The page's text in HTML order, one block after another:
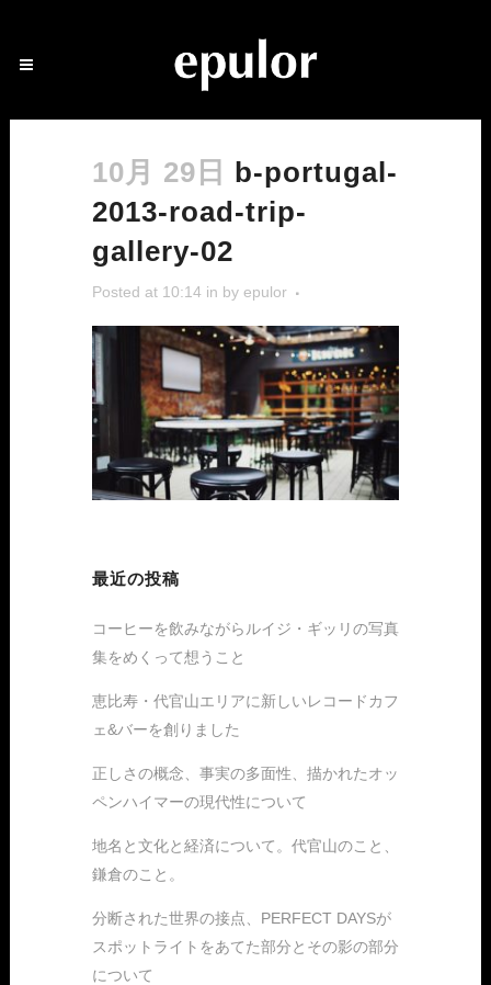
10月 29日 b-portugal-
2013-road-trip-
gallery-02
Posted at 10:14 in by epulor
最近の投稿
コーヒーを飲みながらルイジ・ギッリの写真
集をめくって想うこと
恵比寿・代官山エリアに新しいレコードカフ
ェ&バーを創りました
正しさの概念、事実の多面性、描かれたオッ
ペンハイマーの現代性について
地名と文化と経済について。代官山のこと、
鎌倉のこと。
分断された世界の接点、PERFECT DAYSが
スポットライトをあてた部分とその影の部分
について